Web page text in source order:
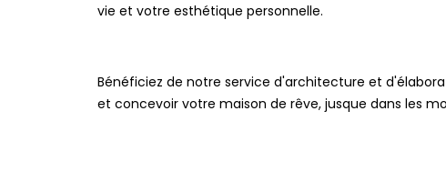
vie et votre esthétique personnelle.
Bénéficiez de notre service d'architecture et
et concevoir votre maison de rêve, jusque dans les